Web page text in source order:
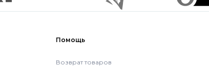
Помощь
Возврат товаров